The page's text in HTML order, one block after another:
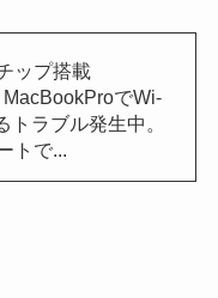
ップ搭載
でWi-
トラブル発生中。
トで...